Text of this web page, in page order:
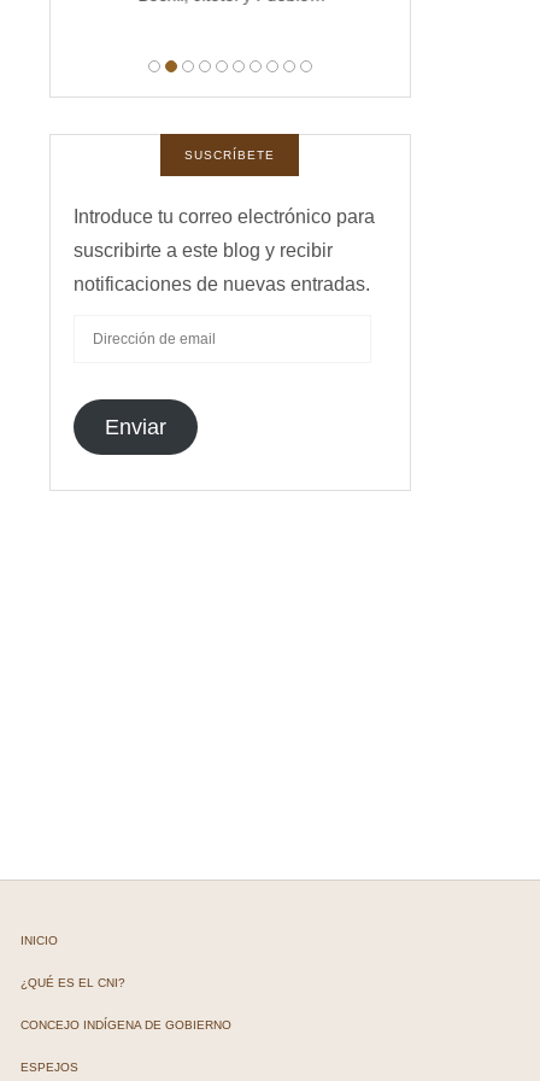
SUSCRÍBETE
Introduce tu correo electrónico para
suscribirte a este blog y recibir
notificaciones de nuevas entradas.
EMAIL
Enviar
INICIO
¿QUÉ ES EL CNI?
CONCEJO INDÍGENA DE GOBIERNO
ESPEJOS